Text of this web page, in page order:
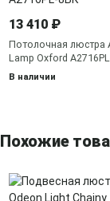
13 410 ₽
Потолочная люстра
Lamp Oxford
В наличии
Похожие